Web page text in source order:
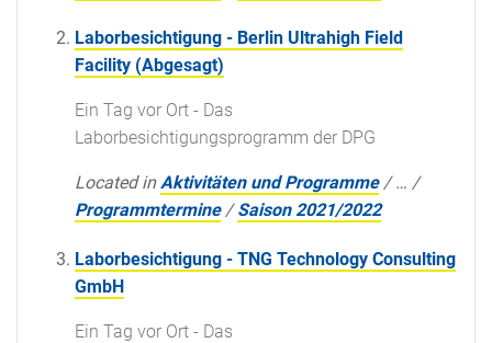
Laborbesichtigung - Berlin Ultrahigh Field
Facility (Abgesagt)
Ein Tag vor Ort - Das
Laborbesichtigungsprogramm der DPG
Located in Aktivitäten und Programme /… /
Programmtermine /Saison 2021/2022
Laborbesichtigung - TNG Technology Consulting
GmbH
Ein Tag vor Ort - Das